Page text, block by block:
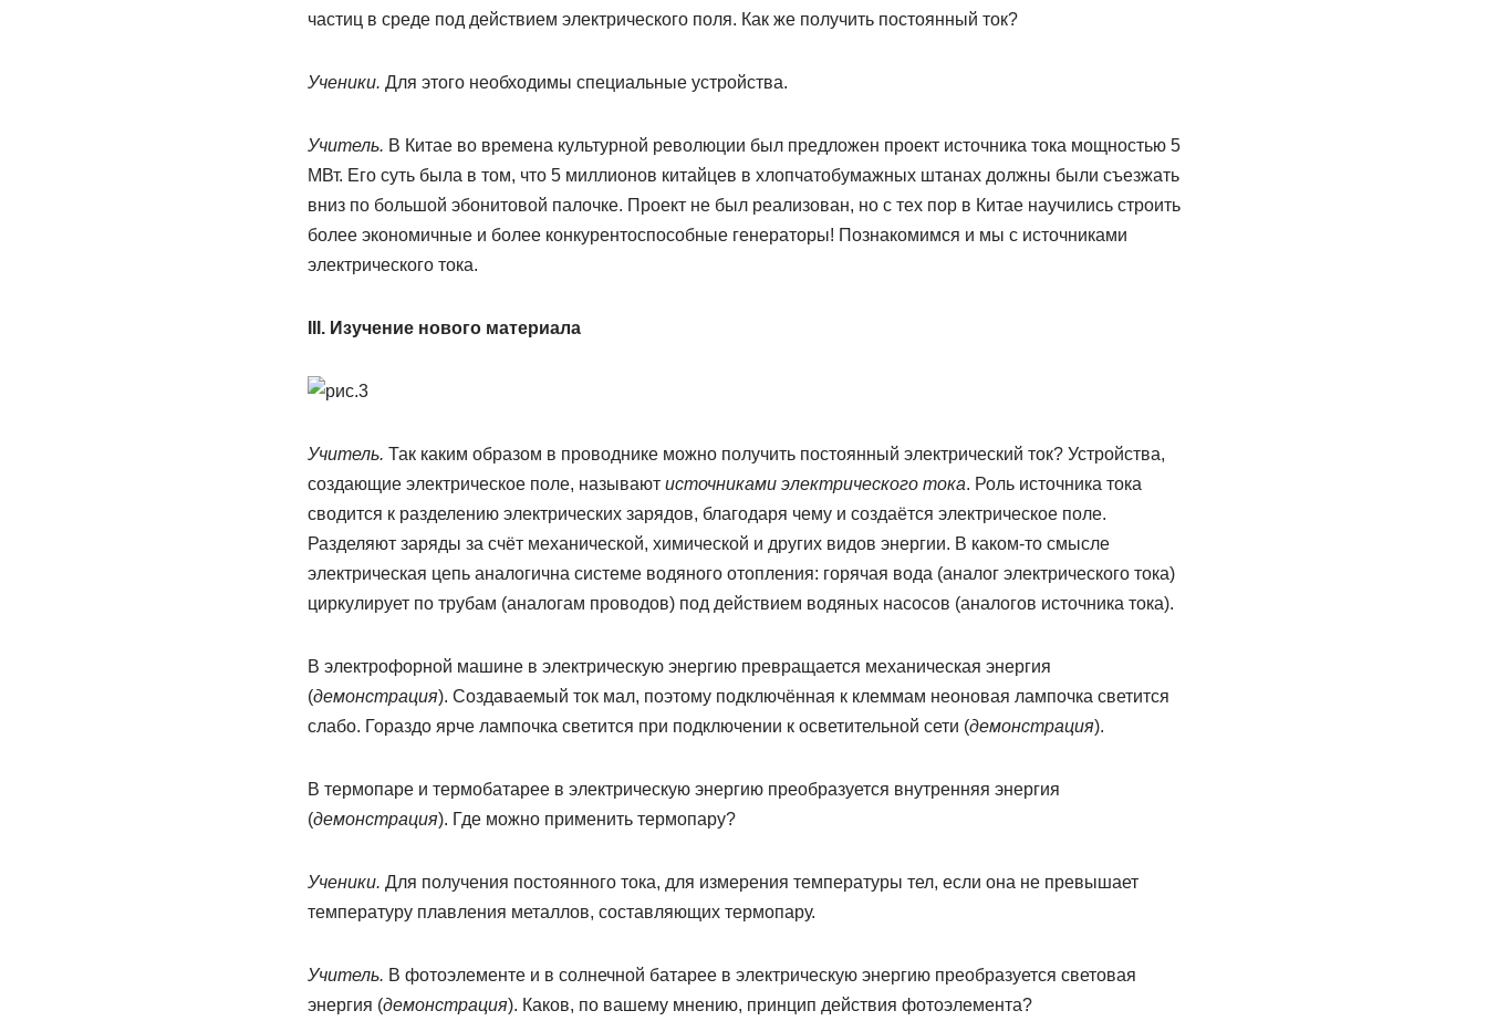
частиц в среде под действием электрического поля. Как же получить постоянный ток?
Ученики. Для этого необходимы специальные устройства.
Учитель. В Китае во времена культурной революции был предложен проект источника тока мощностью 5
МВт. Его суть была в том, что 5 миллионов китайцев в хлопчатобумажных штанах должны были съезжать
вниз по большой эбонитовой палочке. Проект не был реализован, но с тех пор в Китае научились строить
более экономичные и более конкурентоспособные генераторы! Познакомимся и мы с источниками
электрического тока.
III. Изучение нового материала
Учитель. Так каким образом в проводнике можно получить постоянный электрический ток? Устройства,
создающие электрическое поле, называют источниками электрического тока. Роль источника тока
сводится к разделению электрических зарядов, благодаря чему и создаётся электрическое поле.
Разделяют заряды за счёт механической, химической и других видов энергии. В каком-то смысле
электрическая цепь аналогична системе водяного отопления: горячая вода (аналог электрического тока)
циркулирует по трубам (аналогам проводов) под действием водяных насосов (аналогов источника тока).
В электрофорной машине в электрическую энергию превращается механическая энергия
(демонстрация). Создаваемый ток мал, поэтому подключённая к клеммам неоновая лампочка светится
слабо. Гораздо ярче лампочка светится при подключении к осветительной сети (демонстрация).
В термопаре и термобатарее в электрическую энергию преобразуется внутренняя энергия
(демонстрация). Где можно применить термопару?
Ученики. Для получения постоянного тока, для измерения температуры тел, если она не превышает
температуру плавления металлов, составляющих термопару.
Учитель. В фотоэлементе и в солнечной батарее в электрическую энергию преобразуется световая
энергия (демонстрация). Каков, по вашему мнению, принцип действия фотоэлемента?